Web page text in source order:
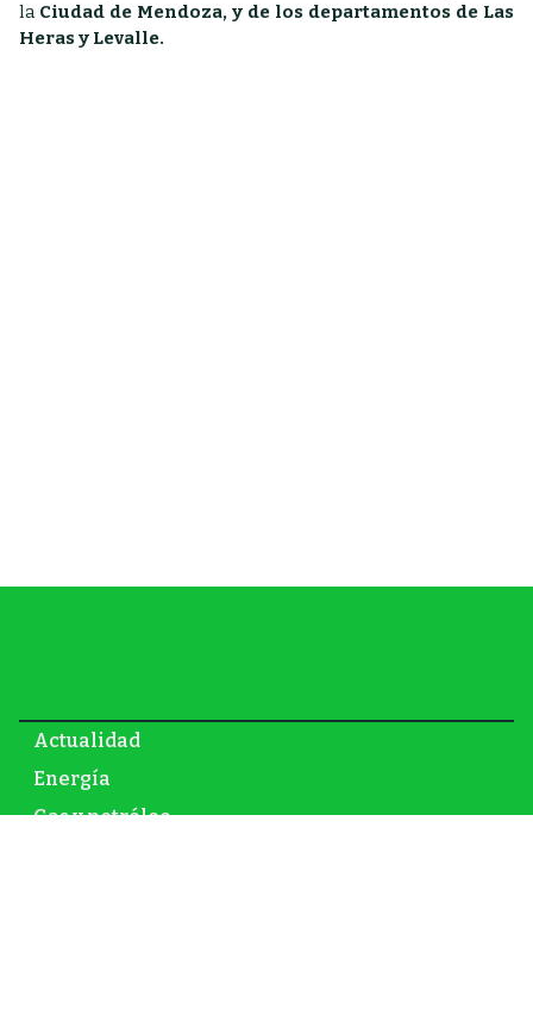
la Ciudad de Mendoza, y de los departamentos de Las
Heras y Levalle.
Actualidad
Energía
Gas y petróleo